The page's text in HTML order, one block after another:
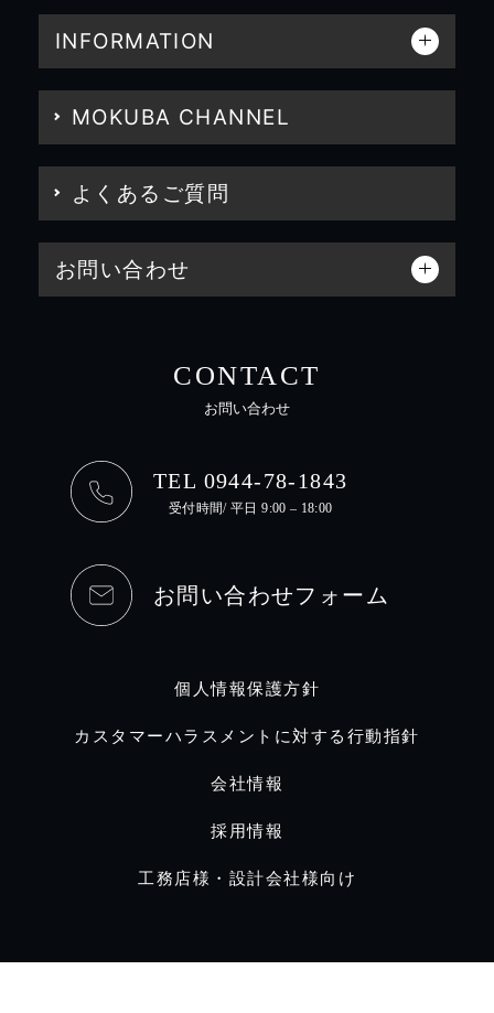
INFORMATION
MOKUBA CHANNEL
よくあるご質問
お問い合わせ
CONTACT
お問い合わせ
TEL 0944-78-1843
受付時間/ 平日 9:00 – 18:00
お問い合わせフォーム
個人情報保護方針
カスタマーハラスメントに対する行動指針
会社情報
採用情報
工務店様・設計会社様向け